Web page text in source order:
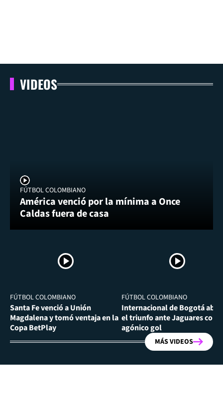
VIDEOS
FÚTBOL COLOMBIANO
América venció por la mínima a Once
Caldas fuera de casa
FÚTBOL COLOMBIANO
Santa Fe venció a Unión
Magdalena y tomó ventaja en la
Copa BetPlay
FÚTBOL COLOMBIANO
Internacional de Bogotá
el triunfo ante Jaguares con
agónico gol
MÁS VIDEOS